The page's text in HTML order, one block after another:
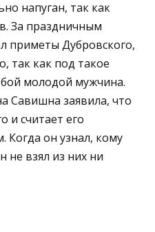
напуган, так как
За праздничным
приметы Дубровского,
так как под такое
молодой мужчина.
Савишна заявила, что
и считает его
Когда он узнал, кому
не взял из них ни